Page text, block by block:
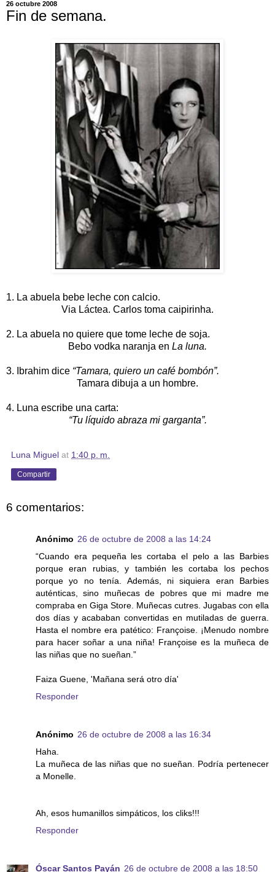
26 octubre 2008
Fin de semana.
1. La abuela bebe leche con calcio.
Via Láctea. Carlos toma caipirinha.
2. La abuela no quiere que tome leche de soja.
Bebo vodka naranja en La luna.
3. Ibrahim dice “Tamara, quiero un café bombón”.
Tamara dibuja a un hombre.
4. Luna escribe una carta:
“Tu líquido abraza mi garganta”.
Luna Miguel at 1:40 p. m.
Compartir
6 comentarios:
Anónimo 26 de octubre de 2008 a las 14:24
“Cuando era pequeña les cortaba el pelo a las Barbies
porque eran rubias, y también les cortaba los pechos
porque yo no tenía. Además, ni siquiera eran Barbies
auténticas, sino muñecas de pobres que mi madre me
compraba en Giga Store. Muñecas cutres. Jugabas con ella
dos días y acababan convertidas en mutiladas de guerra.
Hasta el nombre era patético: Françoise. ¡Menudo nombre
para hacer soñar a una niña! Françoise es la muñeca de
las niñas que no sueñan.”
Faiza Guene, 'Mañana será otro día'
Responder
Anónimo 26 de octubre de 2008 a las 16:34
Haha.
La muñeca de las niñas que no sueñan. Podría pertenecer
a Monelle.
Ah, esos humanillos simpáticos, los cliks!!!
Responder
Óscar Santos Payán 26 de octubre de 2008 a las 18:50